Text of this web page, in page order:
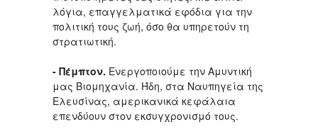
λόγια, επαγγελματικά εφόδια για την
πολιτική τους ζωή, όσο θα υπηρετούν τη
στρατιωτική.
- Πέμπτον. Ενεργοποιούμε την Αμυντική
μας Βιομηχανία. Ήδη, στα Ναυπηγεία της
Ελευσίνας, αμερικανικά κεφάλαια
επενδύουν στον εκσυγχρονισμό τους.